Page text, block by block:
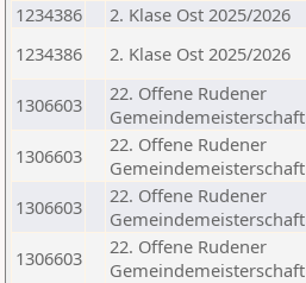
1234386
2. Klase Ost 2025/2026
1234386
2. Klase Ost 2025/2026
1306603
22. Offene Rudener
Gemeindemeisterschaft
1306603
22. Offene Rudener
Gemeindemeisterschaft
1306603
22. Offene Rudener
Gemeindemeisterschaft
1306603
22. Offene Rudener
Gemeindemeisterschaft